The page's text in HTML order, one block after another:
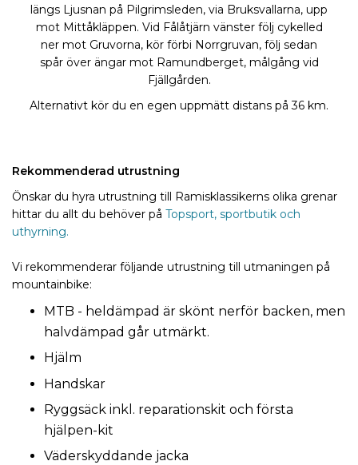
längs Ljusnan på Pilgrimsleden, via Bruksvallarna, upp
mot Mittåkläppen. Vid Fålåtjärn vänster följ cykelled
ner mot Gruvorna, kör förbi Norrgruvan, följ sedan
spår över ängar mot Ramundberget, målgång vid
Fjällgården.
Alternativt kör du en egen uppmätt distans på 36 km.
Rekommenderad utrustning
Önskar du hyra utrustning till Ramisklassikerns olika grenar
hittar du allt du behöver på Topsport, sportbutik och
uthyrning.
Vi rekommenderar följande utrustning till utmaningen på
mountainbike:
MTB - heldämpad är skönt nerför backen, men
halvdämpad går utmärkt.
Hjälm
Handskar
Ryggsäck inkl. reparationskit och första
hjälpen-kit
Väderskyddande jacka